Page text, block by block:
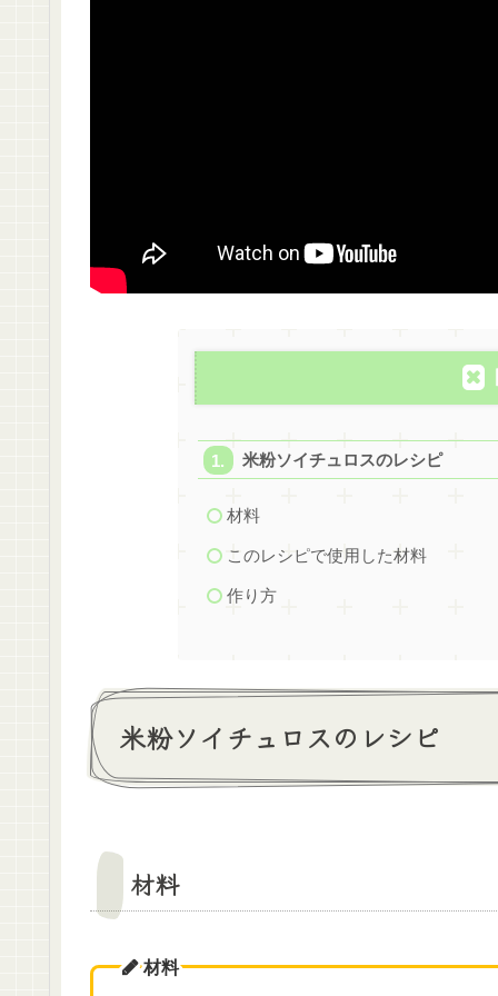
米粉ソイチュロスのレシピ
材料
このレシピで使用した材料
作り方
米粉ソイチュロスのレシピ
材料
材料